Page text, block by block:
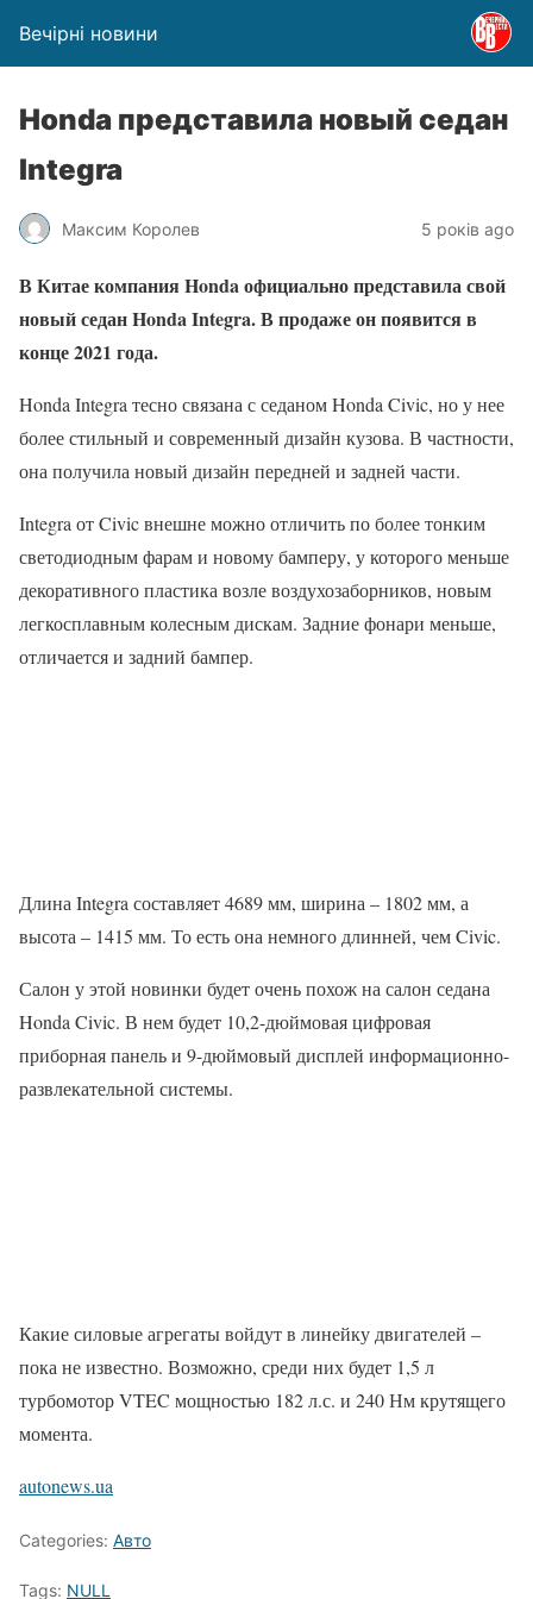
Вечірні новини
Honda представила новый седан
Integra
Максим Королев 5 років ago
В Китае компания Honda официально представила свой
новый седан Honda Integra. В продаже он появится в
конце 2021 года.
Honda Integra тесно связана с седаном Honda Civic, но у нее
более стильный и современный дизайн кузова. В частности,
она получила новый дизайн передней и задней части.
Integra от Civic внешне можно отличить по более тонким
светодиодным фарам и новому бамперу, у которого меньше
декоративного пластика возле воздухозаборников, новым
легкосплавным колесным дискам. Задние фонари меньше,
отличается и задний бампер.
Длина Integra составляет 4689 мм, ширина – 1802 мм, а
высота – 1415 мм. То есть она немного длинней, чем Civic.
Салон у этой новинки будет очень похож на салон седана
Honda Civic. В нем будет 10,2-дюймовая цифровая
приборная панель и 9-дюймовый дисплей информационно-
развлекательной системы.
Какие силовые агрегаты войдут в линейку двигателей –
пока не известно. Возможно, среди них будет 1,5 л
турбомотор VTEC мощностью 182 л.с. и 240 Нм крутящего
момента.
autonews.ua
Categories: Авто
Tags: NULL